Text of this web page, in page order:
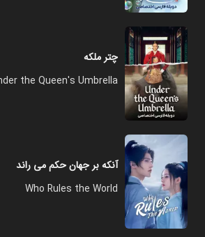
چتر ملکه
the Queen's Umbrella
آنکه بر جهان حکم می راند
Who Rules the World